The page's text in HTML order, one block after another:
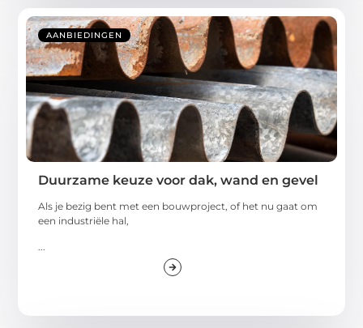
AANBIEDINGEN
Duurzame keuze voor dak, wand en gevel
Als je bezig bent met een bouwproject, of het nu gaat om
een industriële hal,
...